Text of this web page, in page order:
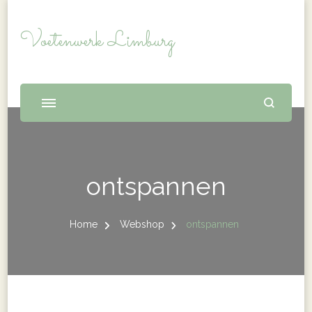
Voetenwerk Limburg
ontspannen
Home Webshop ontspannen